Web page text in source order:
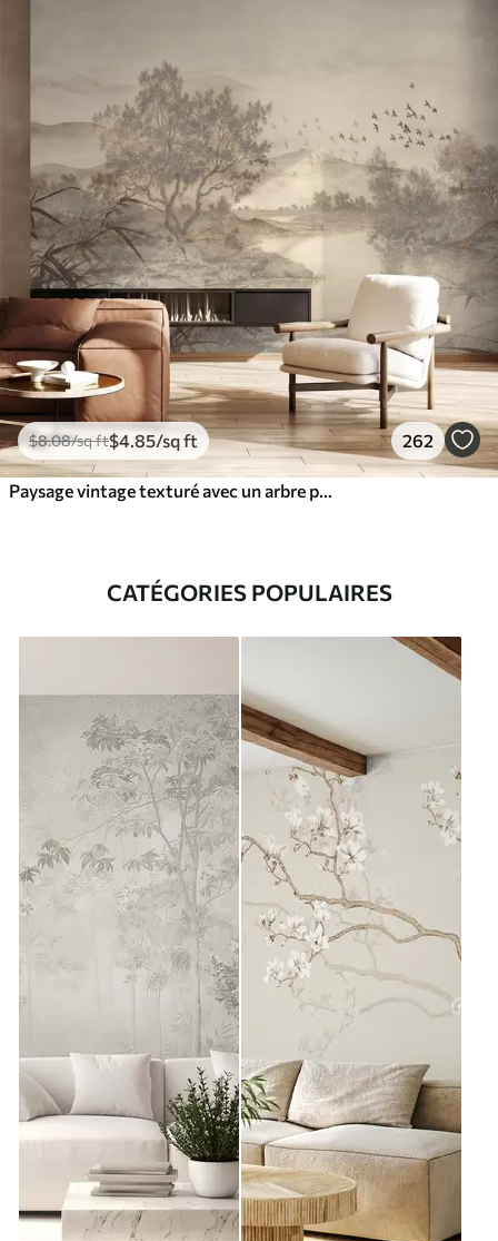
$8.08/sq ft$4.85/sq ft 262
Paysage vintage texturé avec un arbre près d'une rivière et un ciel nuageux, art de la nature en tons sépia
CATÉGORIES POPULAIRES